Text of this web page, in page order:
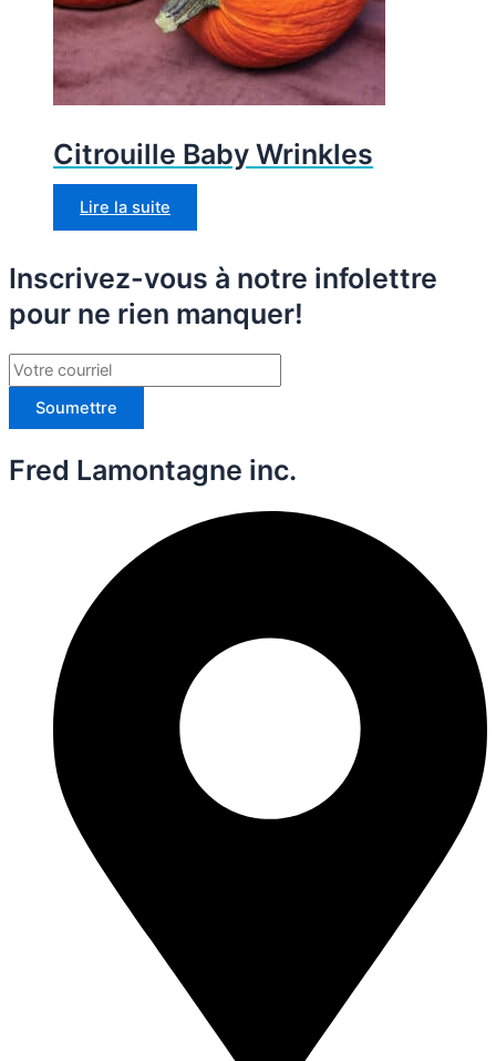
Citrouille Baby Wrinkles
Lire la suite
Inscrivez-vous à notre infolettre
pour ne rien manquer!
Soumettre
Fred Lamontagne inc.